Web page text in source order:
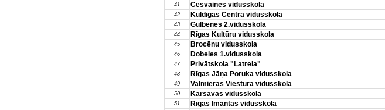
41 Cesvaines vidusskola
42 Kuldīgas Centra vidusskola
43 Gulbenes 2.vidusskola
44 Rīgas Kultūru vidusskola
45 Brocēnu vidusskola
46 Dobeles 1.vidusskola
47 Privātskola "Latreia"
48 Rīgas Jāņa Poruka vidusskola
49 Valmieras Viestura vidusskola
50 Kārsavas vidusskola
51 Rīgas Imantas vidusskola